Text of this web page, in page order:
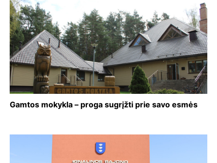
Gamtos mokykla – proga sugrįžti prie savo esmės